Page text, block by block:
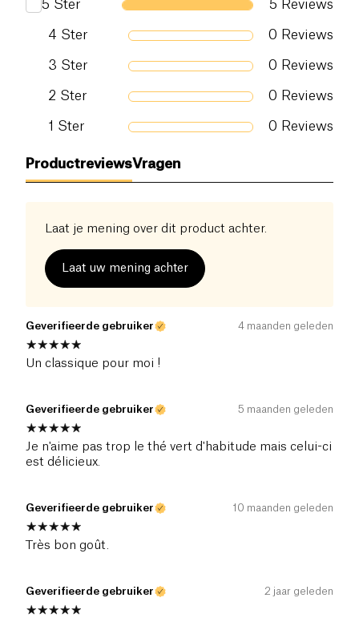
verpakte theezakjes die volledig biologisch
Zout (g) 0 g
5 Ster 5 Reviews
4 Ster 0 Reviews
3 Ster 0 Reviews
2 Ster 0 Reviews
1 Ster 0 Reviews
ProductreviewsVragen
Laat je mening over dit product achter.
Laat uw mening achter
Geverifieerde gebruiker 4 maanden geleden
Un classique pour moi !
Geverifieerde gebruiker 5 maanden geleden
Je n'aime pas trop le thé vert d'habitude mais celui-ci
est délicieux.
Geverifieerde gebruiker 10 maanden geleden
Très bon goût.
Geverifieerde gebruiker 2 jaar geleden